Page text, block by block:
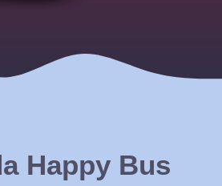
Happy Bus